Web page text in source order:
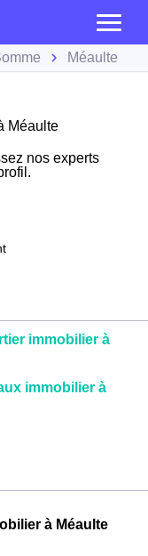
Méaulte
Méaulte
nos experts
immobilier à
immobilier à
à Méaulte